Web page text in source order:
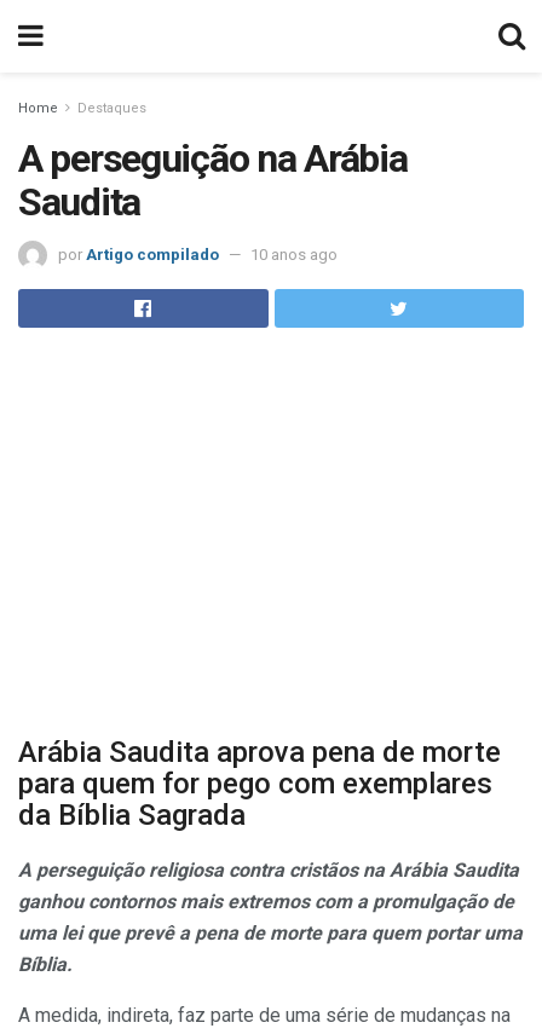
Home Destaques
A perseguição na Arábia
Saudita
por Artigo compilado 10 anos ago
Arábia Saudita aprova pena de morte
para quem for pego com exemplares
da Bíblia Sagrada
A perseguição religiosa contra cristãos na Arábia Saudita
ganhou contornos mais extremos com a promulgação de
uma lei que prevê a pena de morte para quem portar uma
Bíblia.
A medida, indireta, faz parte de uma série de mudanças na